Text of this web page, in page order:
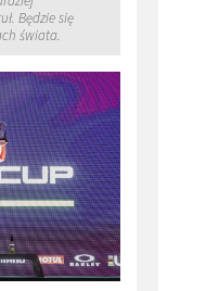
Będzie się
świata.